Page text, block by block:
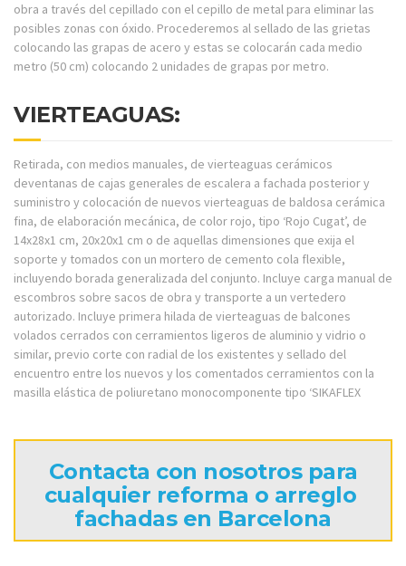
obra a través del cepillado con el cepillo de metal para eliminar las
posibles zonas con óxido. Procederemos al sellado de las grietas
colocando las grapas de acero y estas se colocarán cada medio
metro (50 cm) colocando 2 unidades de grapas por metro.
VIERTEAGUAS:
Retirada, con medios manuales, de vierteaguas cerámicos
deventanas de cajas generales de escalera a fachada posterior y
suministro y colocación de nuevos vierteaguas de baldosa cerámica
fina, de elaboración mecánica, de color rojo, tipo ‘Rojo Cugat’, de
14x28x1 cm, 20x20x1 cm o de aquellas dimensiones que exija el
soporte y tomados con un mortero de cemento cola flexible,
incluyendo borada generalizada del conjunto. Incluye carga manual de
escombros sobre sacos de obra y transporte a un vertedero
autorizado. Incluye primera hilada de vierteaguas de balcones
volados cerrados con cerramientos ligeros de aluminio y vidrio o
similar, previo corte con radial de los existentes y sellado del
encuentro entre los nuevos y los comentados cerramientos con la
masilla elástica de poliuretano monocomponente tipo ‘SIKAFLEX
Contacta con nosotros para
cualquier reforma o arreglo
fachadas en Barcelona